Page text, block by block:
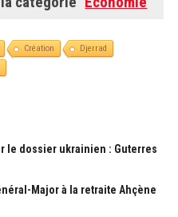
Création
Djerrad
le dossier ukrainien : Guterres
Major à la retraite Ahçène